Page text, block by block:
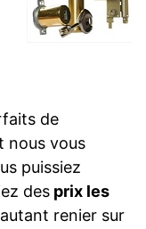
de
nous vous
puissiez
des prix les
renier sur